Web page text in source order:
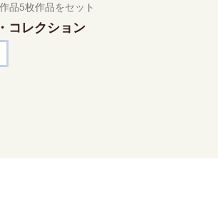
品5枚作品をセット
コレクション